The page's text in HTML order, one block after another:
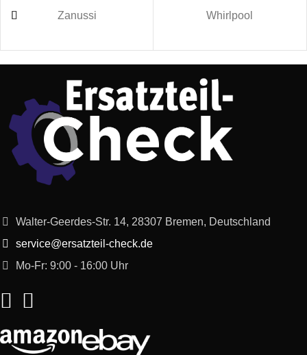
Relaxx’x Ultimate
Bosch BGS7MS64/03
Bosch BGS7MSZOO/01 Zoo`o ProAnimal
Bosch BGS7MSZOO/02 Zoo`o ProAnimal
VSX7XTRM/02
Zanussi Whirlpool
Walter-Geerdes-Str. 14, 28307 Bremen, Deutschland
service@ersatzteil-check.de
Mo-Fr: 9:00 - 16:00 Uhr